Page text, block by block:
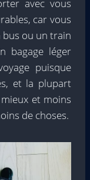
avec vous
car vous
ou un train
bagage léger
puisque
et la plupart
et moins
de choses.